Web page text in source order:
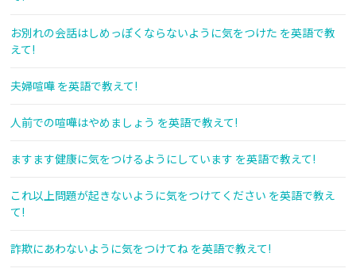
お別れの会話はしめっぽくならないように気をつけた を英語で教
えて!
夫婦喧嘩 を英語で教えて!
人前での喧嘩はやめましょう を英語で教えて!
ますます健康に気をつけるようにしています を英語で教えて!
これ以上問題が起きないように気をつけてください を英語で教え
て!
詐欺にあわないように気をつけてね を英語で教えて!